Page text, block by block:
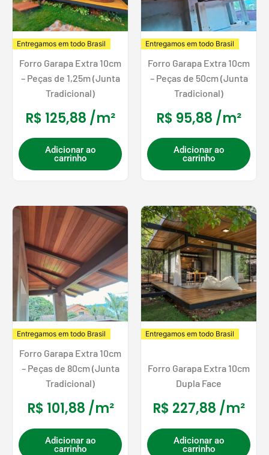
Entregamos em todo Brasil
Forro Garapa Extra 10cm
– Peças de 1,25m (Junta
Tradicional)
R$ 125,88 /m²
Adicionar ao
carrinho
Entregamos em todo Brasil
Forro Garapa Extra 10cm
– Peças de 50cm (Junta
Tradicional)
R$ 95,88 /m²
Adicionar ao
carrinho
Entregamos em todo Brasil
Forro Garapa Extra 10cm
– Peças de 80cm (Junta
Tradicional)
R$ 101,88 /m²
Adicionar ao
carrinho
Entregamos em todo Brasil
Forro Garapa Extra 10cm
Dupla Face
R$ 227,88 /m²
Adicionar ao
carrinho